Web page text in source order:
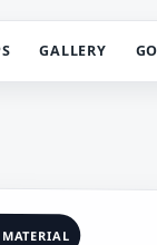
GALLERY
MATERIAL